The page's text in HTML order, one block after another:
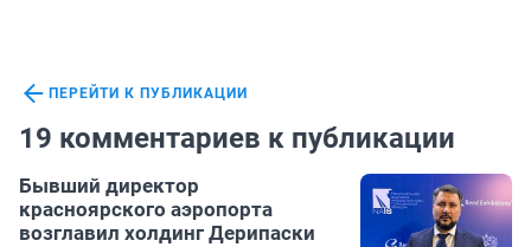
ПЕРЕЙТИ К ПУБЛИКАЦИИ
19 комментариев к публикации
Бывший директор
красноярского аэропорта
возглавил холдинг Дерипаски